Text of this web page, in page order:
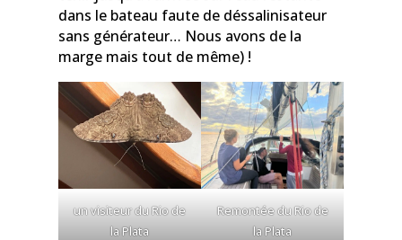
dans le bateau faute de déssalinisateur
sans générateur… Nous avons de la
marge mais tout de même) !
un visiteur du Rio de
la Plata
Remontée du Rio de
la Plata